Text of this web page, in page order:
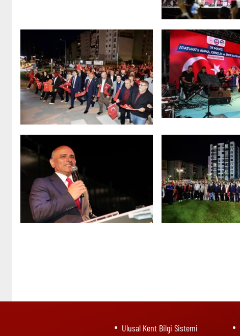
Ulusal Kent Bilgi Sistemi